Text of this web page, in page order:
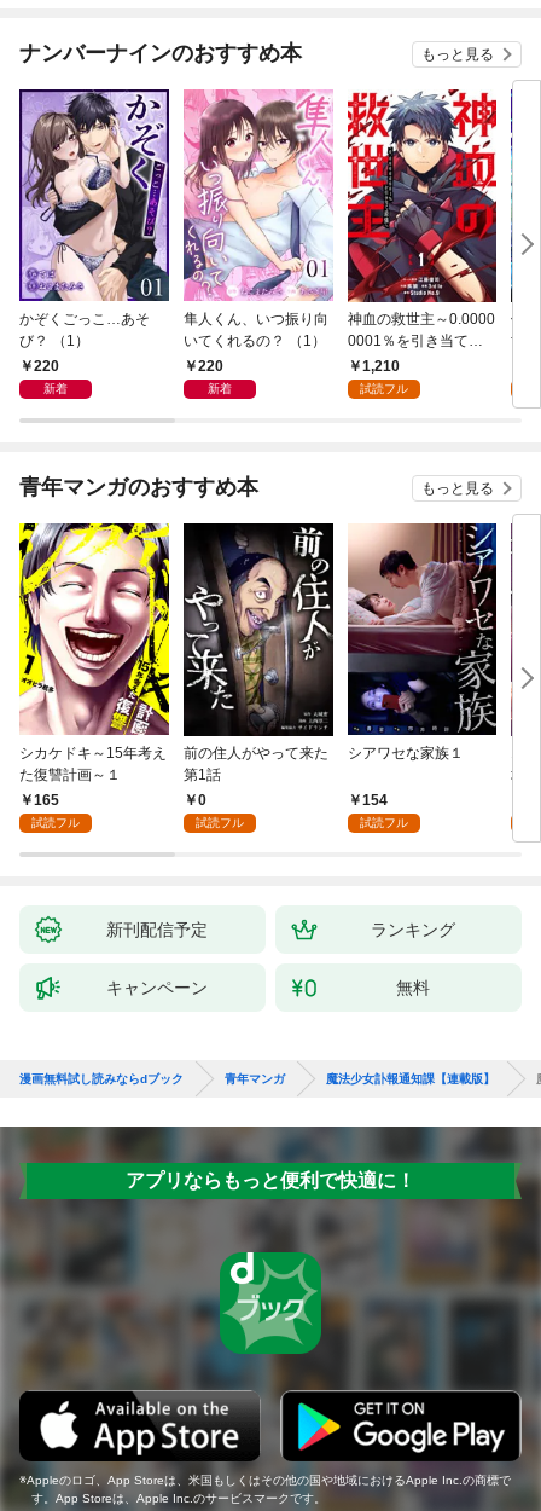
ナンバーナインのおすすめ本 もっと見る
かぞくごっこ…あそ
び？ （1）
220
新着
隼人くん、いつ振り向
いてくれるの？ （1）
220
新着
神血の救世主～0.0000
0001％を引き当て最
強へ～【電子書籍特典
付】（１）
1,210
試読フル
俺
世
（
青年マンガのおすすめ本 もっと見る
シカケドキ～15年考え
た復讐計画～１
165
試読フル
前の住人がやって来た
第1話
0
試読フル
シアワセな家族１
154
試読フル
地
新刊配信予定 ランキング
キャンペーン 無料
漫画無料試し読みならdブック 青年マンガ 魔法少女訃報通知課【連載版】
アプリならもっと便利で快適に！
Appleのロゴ、App Storeは、米国もしくはその他の国や地域におけるApple Inc.の商標で
す。App Storeは、Apple Inc.のサービスマークです。